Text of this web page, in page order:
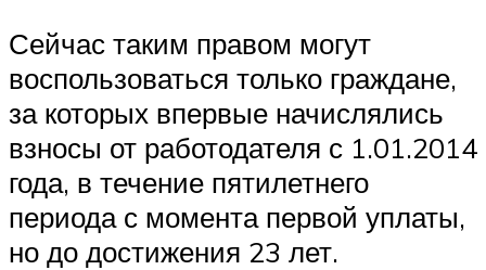
Сейчас таким правом могут
воспользоваться только граждане,
за которых впервые начислялись
взносы от работодателя с 1.01.2014
года, в течение пятилетнего
периода с момента первой уплаты,
но до достижения 23 лет.